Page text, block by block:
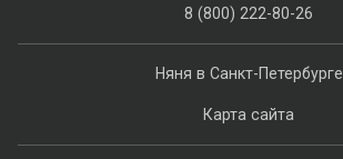
Няня в Санкт-Петербурге
Карта сайта
8 (800) 222-80-26